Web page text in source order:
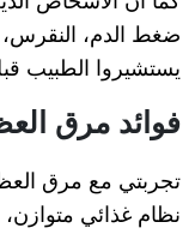
ضغط الدم،
يستشيروا الطبيب
فوائد مرق
تجربتي مع مرق
نظام غذائي